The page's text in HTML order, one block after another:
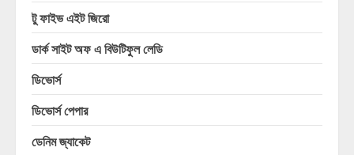
টু ফাইভ এইট জিরো
ডার্ক সাইট অফ এ বিউটিফুল লেডি
ডিভোর্স
ডিভোর্স পেপার
ডেনিম জ্যাকেট